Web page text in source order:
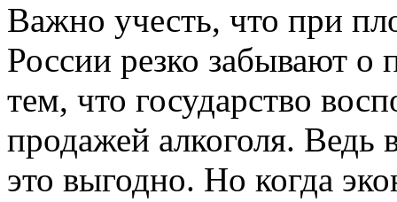
Важно учесть, что при
России резко забывают о
тем, что государство
продажей алкоголя. Ведь
это выгодно. Но когда